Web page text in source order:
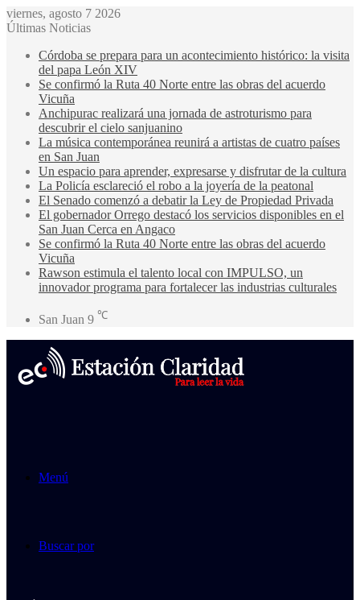
viernes, agosto 7 2026
Últimas Noticias
Córdoba se prepara para un acontecimiento histórico: la visita
del papa León XIV
Se confirmó la Ruta 40 Norte entre las obras del acuerdo
Vicuña
Anchipurac realizará una jornada de astroturismo para
descubrir el cielo sanjuanino
La música contemporánea reunirá a artistas de cuatro países
en San Juan
Un espacio para aprender, expresarse y disfrutar de la cultura
La Policía esclareció el robo a la joyería de la peatonal
El Senado comenzó a debatir la Ley de Propiedad Privada
El gobernador Orrego destacó los servicios disponibles en el
San Juan Cerca en Angaco
Se confirmó la Ruta 40 Norte entre las obras del acuerdo
Vicuña
Rawson estimula el talento local con IMPULSO, un
innovador programa para fortalecer las industrias culturales
San Juan 9 ℃
Menú
Buscar por